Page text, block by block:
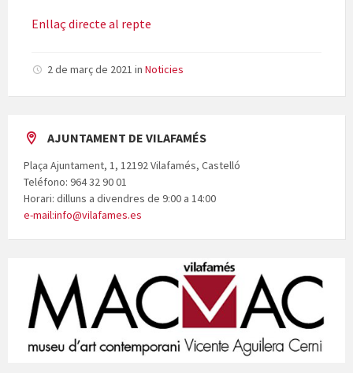
Enllaç directe al repte
2 de març de 2021 in Noticies
AJUNTAMENT DE VILAFAMÉS
Plaça Ajuntament, 1, 12192 Vilafamés, Castelló
Teléfono: 964 32 90 01
Horari: dilluns a divendres de 9:00 a 14:00
e-mail:info@vilafames.es